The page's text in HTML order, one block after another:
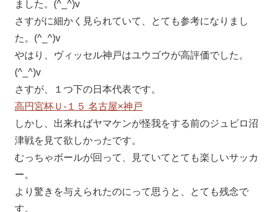
ました。(^_^)v
さすがに細かく見られていて、とても参考になりまし
た。(^_^)v
やはり、ヴィッセル神戸はユウゴウが高評価でした。
(^_^)v
さすが、１つ下の日本代表です。
高円宮杯Ｕ-１５ 名古屋×神戸
しかし、出来ればヤマケンが怪我をする前のジュビロ沼
津戦を見て欲しかったです。
むっちゃボールが回って、見ていてとても楽しいサッカ
ー。
より驚きを与えられたのにって思うと、とても残念で
す。